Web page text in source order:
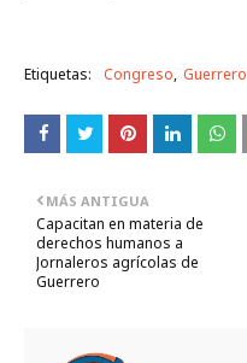
Etiquetas: Congreso Guerrero
MÁS ANTIGUA
Capacitan en materia de
derechos humanos a
Jornaleros agrícolas de
Guerrero